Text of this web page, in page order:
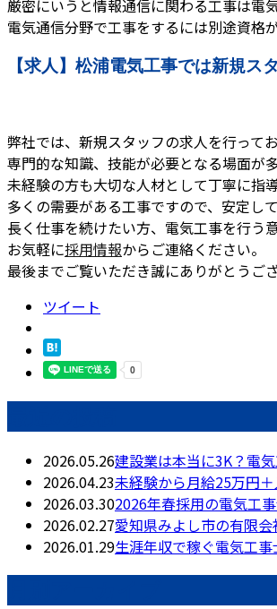
厳密にいうと情報通信に関わる工事は電
電気通信分野で工事をするには別途資格
【求人】松浦電気工事では新規ス
弊社では、新規スタッフの求人を行ってお
専門的な知識、技能が必要となる場面が
未経験の方も大切な人材として丁寧に指
多くの需要がある工事ですので、安定し
長く仕事を続けたい方、電気工事を行う
お気軽に採用情報からご連絡ください。
最後までご覧いただき誠にありがとうご
ツイート
2026.05.26建設業は本当に3K？電
2026.04.23未経験から月給25万円
2026.03.302026年春採用の電気工
2026.02.27愛知県みよし市の有限
2026.01.29生涯年収で稼ぐ電気工